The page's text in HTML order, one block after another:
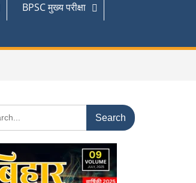
BPSC मुख्य परीक्षा